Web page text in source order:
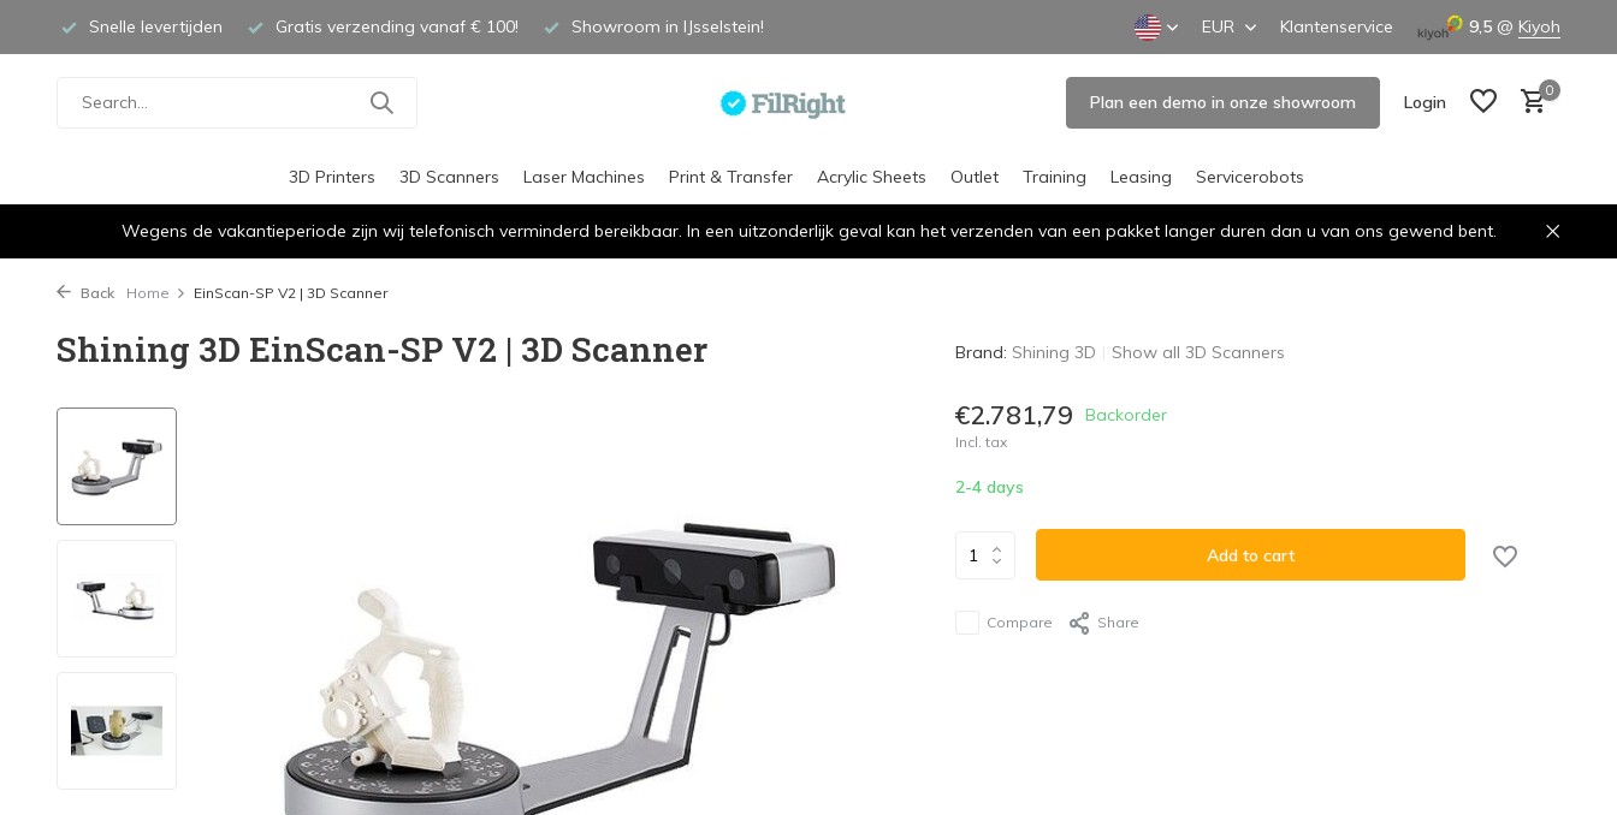
Snelle levertijden Gratis verzending vanaf € 100! Showroom in IJsselstein! EUR Klantenservice 9,5 @ Kiyoh
Plan een demo in onze showroom Login
0
3D Printers 3D Scanners Laser Machines Print & Transfer Acrylic Sheets Outlet Training Leasing Servicerobots
Wegens de vakantieperiode zijn wij telefonisch verminderd bereikbaar. In een uitzonderlijk geval kan het verzenden van een pakket langer duren dan u van ons gewend bent.
Back Home EinScan-SP V2 | 3D Scanner
Shining 3D EinScan-SP V2 | 3D Scanner Brand: Shining 3D Show all 3D Scanners
€2.781,79 Backorder
Incl. tax
2-4 days
Add to cart
Compare Share